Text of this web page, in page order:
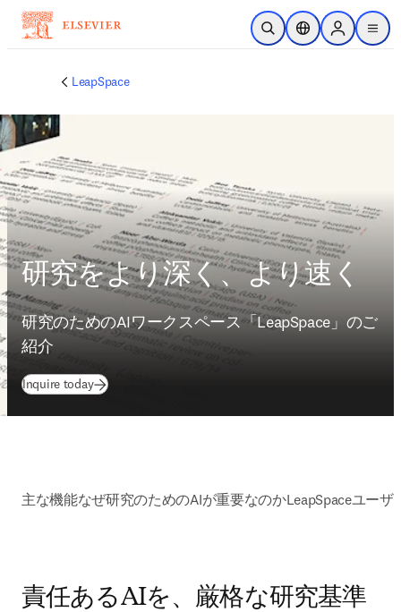
メインのコンテンツにスキップ
検索を開くロケーションセレ
Sign in to
menu
LeapSpace
研究をより深く、より速く
研究のためのAIワークスペース「LeapSpace」のご
紹介
Inquire today
主な機能なぜ研究のためのAIが重要なのかLeapSpaceユーザ
責任あるAIを、厳格な研究基準